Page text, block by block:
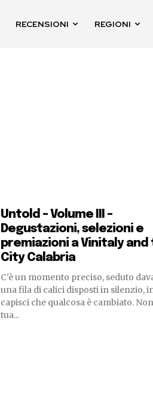
RECENSIONI REGIONI
Untold – Volume III –
Degustazioni, selezioni e
premiazioni a Vinitaly and
City Calabria
C'è un momento preciso, seduto
una fila di calici disposti in silenzio,
capisci che qualcosa è cambiato.
tua...